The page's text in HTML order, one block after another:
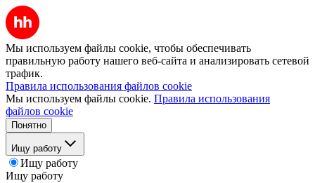
Мы используем файлы cookie, чтобы обеспечивать
правильную работу нашего веб-сайта и анализировать сетевой
трафик.
Правила использования файлов cookie
Мы используем файлы cookie. Правила использования
файлов cookie
Понятно
Ищу работу
Ищу работу
Ищу работу